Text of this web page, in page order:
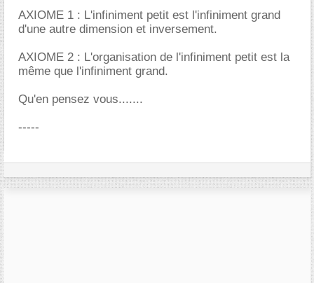
AXIOME 1 : L'infiniment petit est l'infiniment grand
d'une autre dimension et inversement.
AXIOME 2 : L'organisation de l'infiniment petit est la
même que l'infiniment grand.
Qu'en pensez vous.......
-----